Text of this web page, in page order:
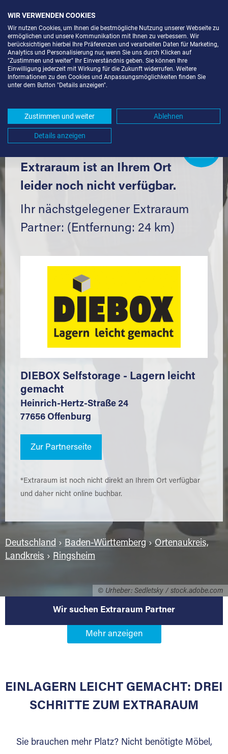
© Urheber: Sedletsky / stock.adobe.com
LAGERRAUM MIETEN IN RINGSHEIM
Komfortabel einlagern mit Extraraum
Extraraum ist an Ihrem Ort
leider noch nicht verfügbar.
Ihr nächstgelegener Extraraum
Partner: (Entfernung: 24 km)
DIEBOX Selfstorage - Lagern leicht
gemacht
Heinrich-Hertz-Straße 24
77656 Offenburg
Zur Partnerseite
*Extraraum ist noch nicht direkt an Ihrem Ort verfügbar
und daher nicht online buchbar.
Deutschland › Baden-Württemberg› Ortenaukreis,
Landkreis › Ringsheim
Wir suchen Extraraum Partner
Werden Sie Extraraum Partner in
Sie bieten Kunden Lagerraum zur Miete, der
für die Einlagerung von Umzugsgut gebaut
Lagerkunden und Vermietungen.
EINLAGERN LEICHT GEMACHT: DREI
SCHRITTE ZUM EXTRARAUM
Sie brauchen mehr Platz? Nicht benötigte Möbel,
WIR VERWENDEN COOKIES
Wir nutzen Cookies, um Ihnen die bestmögliche Nutzung unserer Webseite zu
ermöglichen und unsere Kommunikation mit Ihnen zu verbessern. Wir
berücksichtigen hierbei Ihre Präferenzen und verarbeiten Daten für Marketing,
Analytics und Personalisierung nur, wenn Sie uns durch Klicken auf
"Zustimmen und weiter" Ihr Einverständnis geben. Sie können Ihre
Einwilligung jederzeit mit Wirkung für die Zukunft widerrufen. Weitere
Informationen zu den Cookies und Anpassungsmöglichkeiten finden Sie
unter dem Button "Details anzeigen".
Zustimmen und weiter Ablehnen
Details anzeigen